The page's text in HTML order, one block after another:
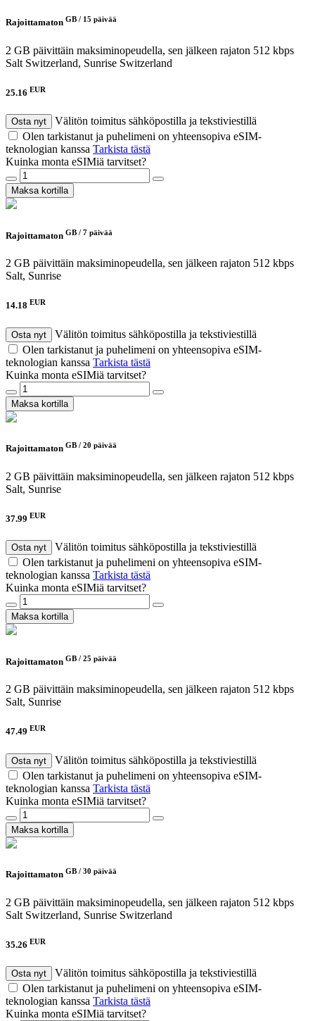
Rajoittamaton GB / 15 päivää
2 GB päivittäin maksiminopeudella, sen jälkeen rajaton 512 kbps
Salt Switzerland, Sunrise Switzerland
25.16 EUR
Osta nyt
Välitön toimitus sähköpostilla ja tekstiviestillä
Olen tarkistanut ja puhelimeni on yhteensopiva eSIM-
teknologian kanssa Tarkista tästä
Kuinka monta eSIMiä tarvitset?
Maksa kortilla
Rajoittamaton GB / 7 päivää
2 GB päivittäin maksiminopeudella, sen jälkeen rajaton 512 kbps
Salt, Sunrise
14.18 EUR
Osta nyt
Välitön toimitus sähköpostilla ja tekstiviestillä
Olen tarkistanut ja puhelimeni on yhteensopiva eSIM-
teknologian kanssa Tarkista tästä
Kuinka monta eSIMiä tarvitset?
Maksa kortilla
Rajoittamaton GB / 20 päivää
2 GB päivittäin maksiminopeudella, sen jälkeen rajaton 512 kbps
Salt, Sunrise
37.99 EUR
Osta nyt
Välitön toimitus sähköpostilla ja tekstiviestillä
Olen tarkistanut ja puhelimeni on yhteensopiva eSIM-
teknologian kanssa Tarkista tästä
Kuinka monta eSIMiä tarvitset?
Maksa kortilla
Rajoittamaton GB / 25 päivää
2 GB päivittäin maksiminopeudella, sen jälkeen rajaton 512 kbps
Salt, Sunrise
47.49 EUR
Osta nyt
Välitön toimitus sähköpostilla ja tekstiviestillä
Olen tarkistanut ja puhelimeni on yhteensopiva eSIM-
teknologian kanssa Tarkista tästä
Kuinka monta eSIMiä tarvitset?
Maksa kortilla
Rajoittamaton GB / 30 päivää
2 GB päivittäin maksiminopeudella, sen jälkeen rajaton 512 kbps
Salt Switzerland, Sunrise Switzerland
35.26 EUR
Osta nyt
Välitön toimitus sähköpostilla ja tekstiviestillä
Olen tarkistanut ja puhelimeni on yhteensopiva eSIM-
teknologian kanssa Tarkista tästä
Kuinka monta eSIMiä tarvitset?